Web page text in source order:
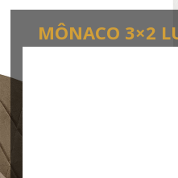
MÔNACO 3×2